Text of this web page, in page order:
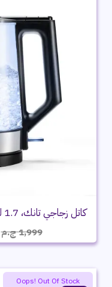
كاتل زجاجي تانك، 1.7 لتر، 1850 وات، اسود – KG-2318
1,999ج.م
Oops! Out Of Stock